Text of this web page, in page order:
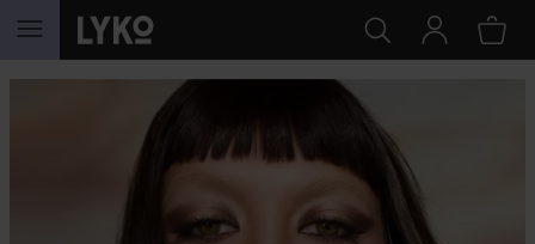
GÅ TIL INDHOLD